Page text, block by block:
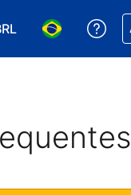
Escolha sua moeda.
Escolha seu